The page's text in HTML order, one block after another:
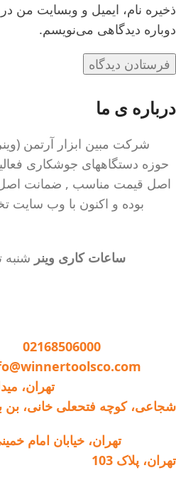
ذخیره نام، ایمیل و وبسایت من
دوباره دیدگاهی می‌نویسم.
درباره ی ما
حوزه دستگاههای جوشکاری
اصل قیمت مناسب , ضمانت اصل
بوده و اکنون با وب سایت
ساعات کاری وینر شنبه تا
02168506000
تهران،
شجاعی، کوچه فتحعلی خانی، بن
تهران، خیابان امام
تهران، پلاک 103